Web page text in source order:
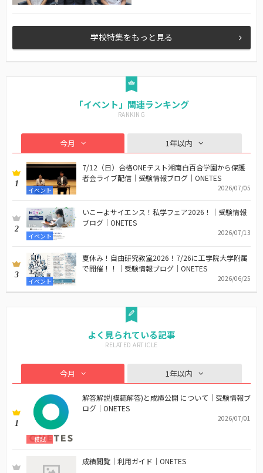
学校特集をもっと見る
「イベント」関連ランキング
今月 1年以内
1
イベント
7/12（日）合格ONEテスト湘南白百合学園から保護
者会ライブ配信｜受験情報ブログ｜ONETES
2026/07/05
2
イベント
いこーよサイエンス！私学フェア2026！｜受験情報
ブログ｜ONETES
2026/07/13
3
イベント
夏休み！自由研究教室2026！7/26に工学院大学附属
で開催！！｜受験情報ブログ｜ONETES
2026/06/25
よく見られている記事
今月 1年以内
1
模試
解答解説(模範解答)と成績公開 について｜受験情報ブ
ログ｜ONETES
2026/07/01
成績閲覧｜利用ガイド｜ONETES